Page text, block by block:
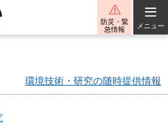
防災・緊
急情報
メニュー
環境技術・研究の随時提供情報